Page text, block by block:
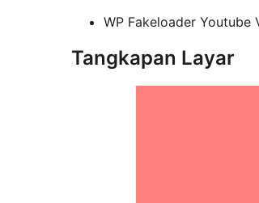
WP Fakeloader
Tangkapan Layar